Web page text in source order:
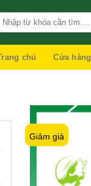
chủ Cửa hàng
Giảm giá